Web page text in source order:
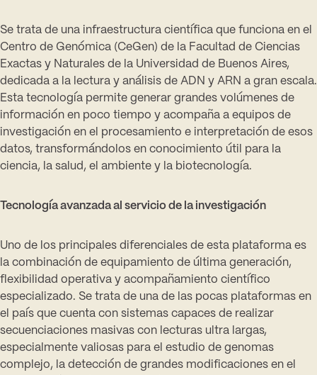
Se trata de una infraestructura científica que funciona en el
Centro de Genómica (CeGen) de la Facultad de Ciencias
Exactas y Naturales de la Universidad de Buenos Aires,
dedicada a la lectura y análisis de ADN y ARN a gran escala.
Esta tecnología permite generar grandes volúmenes de
información en poco tiempo y acompaña a equipos de
investigación en el procesamiento e interpretación de esos
datos, transformándolos en conocimiento útil para la
ciencia, la salud, el ambiente y la biotecnología.
Tecnología avanzada al servicio de la investigación
Uno de los principales diferenciales de esta plataforma es
la combinación de equipamiento de última generación,
flexibilidad operativa y acompañamiento científico
especializado. Se trata de una de las pocas plataformas en
el país que cuenta con sistemas capaces de realizar
secuenciaciones masivas con lecturas ultra largas,
especialmente valiosas para el estudio de genomas
complejo, la detección de grandes modificaciones en el